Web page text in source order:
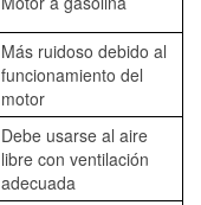
Más ruidoso debido al
funcionamiento del
motor
Debe usarse al aire
libre con ventilación
adecuada